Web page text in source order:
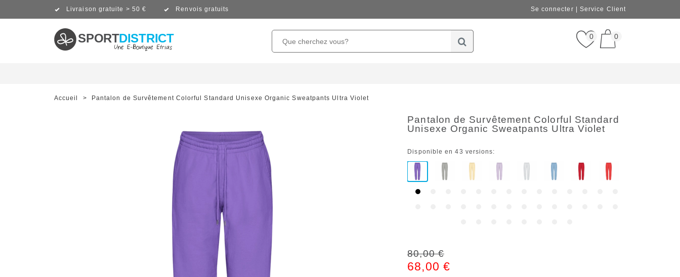
Livraison gratuite > 50 € Renvois gratuits Se connecter Service Client
SPORTDISTRICT 0 0
Accueil > Pantalon de Survêtement Colorful Standard Unisexe Organic Sweatpants Ultra Violet
Pantalon de Survêtement Colorful Standard
Unisexe Organic Sweatpants Ultra Violet
Disponible en 43 versions:
80,00 €
68,00 €